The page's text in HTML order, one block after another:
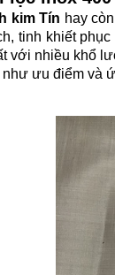
kim Tín hay
tinh khiết
với nhiều khổ
ưu điểm và